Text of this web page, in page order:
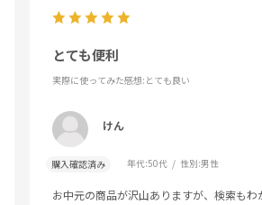
とても便利
実際に使ってみた感想:とても良い
けん
購入確認済み 年代:50代 性別:男性
お中元の商品が沢山ありますが、検索もわ